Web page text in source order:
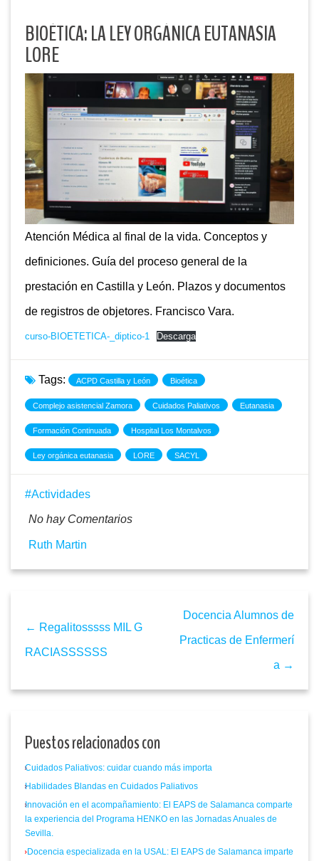
BIOÉTICA: LA LEY ORGÁNICA EUTANASIA
LORE
Atención Médica al final de la vida. Conceptos y
definiciones. Guía del proceso general de la
prestación en Castilla y León. Plazos y documentos
de registros de objetores. Francisco Vara.
curso-BIOETETICA-_diptico-1 Descarga
Tags: ACPD Castilla y León Bioética
Complejo asistencial Zamora Cuidados Paliativos Eutanasia
Formación Continuada Hospital Los Montalvos
Ley orgánica eutanasia LORE SACYL
Actividades
No hay Comentarios
Ruth Martin
← Regalitosssss MIL G
RACIASSSSSS
Docencia Alumnos de
Practicas de Enfermerí
a →
Puestos relacionados con
Cuidados Paliativos: cuidar cuando más importa
Habilidades Blandas en Cuidados Paliativos
Innovación en el acompañamiento: El EAPS de Salamanca comparte
la experiencia del Programa HENKO en las Jornadas Anuales de
Sevilla.
Docencia especializada en la USAL: El EAPS de Salamanca imparte